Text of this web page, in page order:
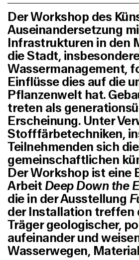
Der Workshop des
Auseinandersetzung
Infrastrukturen in den
die Stadt,
Wassermanagement,
Einflüsse dies auf die
Pflanzenwelt hat.
treten als
Erscheinung. Unter
Stofffärbetechniken,
Teilnehmenden sich
gemeinschaftlichen
Der Workshop ist eine
Arbeit Deep Down the
die in der Ausstellung
der Installation treffen
Träger geologischer,
aufeinander und
Wasserwegen,